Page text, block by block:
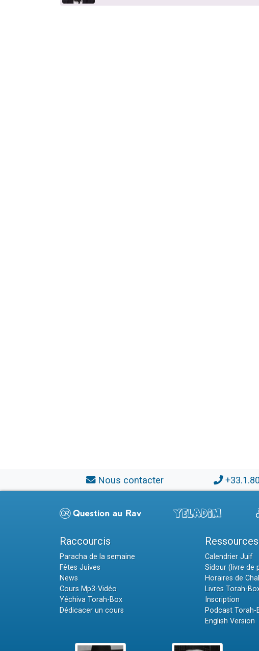
Nous contacter
Raccourcis
Paracha de la semaine
Fêtes Juives
News
Cours Mp3-Vidéo
Yéchiva Torah-Box
Dédicacer un cours
Ressources
Calendrier Juif
Sidour (livre de
Horaires de
Livres Torah-
Inscription
Podcast Torah-
English Version